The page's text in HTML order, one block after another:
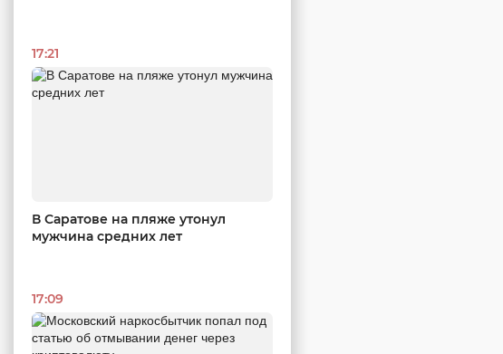
17:21
В Саратове на пляже утонул
мужчина средних лет
17:09